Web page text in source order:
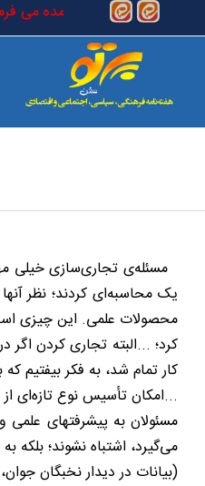
رفتن به محتوای اصلی
که در کتاب خدا آمده می
مسئله‌ی تجاری‌سازی خیلی
محصولات علمی. این چیزی
کرد؛ ...البته تجاری کردن
کار تمام شد، به فکر بیفتیم
...امکان تأسیس نوع تازه‌ای
مسئولان به پیشرفتهای علمی
می‌گیرد، اشتباه نشوند؛
(بیانات در دیدار نخبگان جوان، 14/7/1389)